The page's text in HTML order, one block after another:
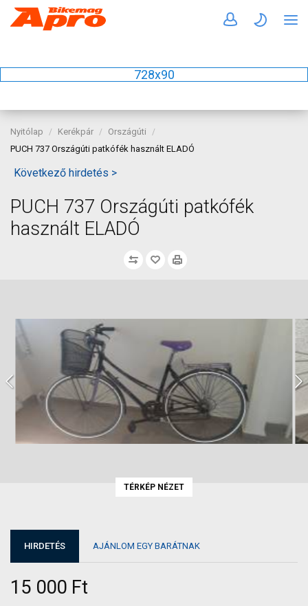
728x90
Nyitólap Kerékpár
Országúti
PUCH 737 Országúti patkófék használt ELADÓ
Következő hirdetés >
PUCH 737 Országúti patkófék
használt ELADÓ
TÉRKÉP NÉZET
HIRDETÉS AJÁNLOM EGY BARÁTNAK
15 000 Ft